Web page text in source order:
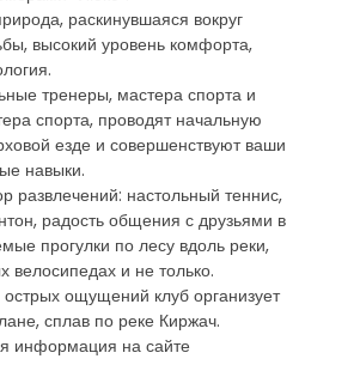
раскинувшаяся вокруг
высокий уровень комфорта,
тренеры, мастера спорта и
спорта, проводят начальную
езде и совершенствуют ваши
навыки.
развлечений: настольный теннис,
радость общения с друзьями в
прогулки по лесу вдоль реки,
велосипедах и не только.
ощущений клуб организует
сплав по реке Киржач.
информация на сайте